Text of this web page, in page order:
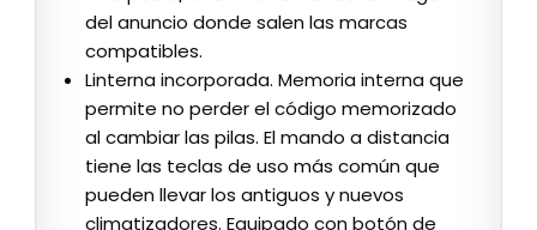
del anuncio donde salen las marcas
compatibles.
Linterna incorporada. Memoria interna que
permite no perder el código memorizado
al cambiar las pilas. El mando a distancia
tiene las teclas de uso más común que
pueden llevar los antiguos y nuevos
climatizadores. Equipado con botón de